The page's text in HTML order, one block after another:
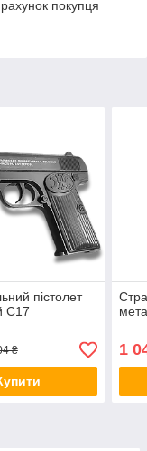
покупця
пістолет
C17
₴ 1